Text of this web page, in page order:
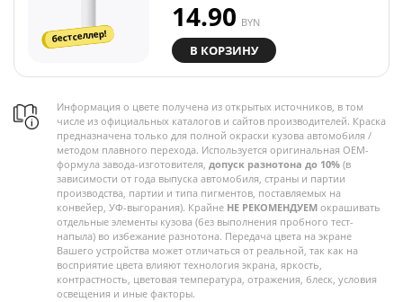
бестселлер!
14.90 BYN
В КОРЗИНУ
Информация о цвете получена из открытых источников, в том
числе из официальных каталогов и сайтов производителей. Краска
предназначена только для полной окраски кузова автомобиля /
методом плавного перехода. Используется оригинальная OEM-
формула завода-изготовителя, допуск разнотона до 10% (в
зависимости от года выпуска автомобиля, страны и партии
производства, партии и типа пигментов, поставляемых на
конвейер, УФ-выгорания). Крайне НЕ РЕКОМЕНДУЕМ окрашивать
отдельные элементы кузова (без выполнения пробного тест-
напыла) во избежание разнотона. Передача цвета на экране
Вашего устройства может отличаться от реальной, так как на
восприятие цвета влияют технология экрана, яркость,
контрастность, цветовая температура, отражения, блеск, условия
освещения и иные факторы.